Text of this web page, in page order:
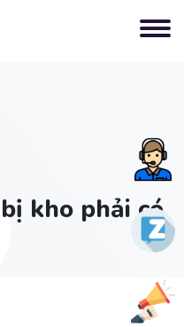
kho phải có
Tư
vấn
Zalo
Ưu